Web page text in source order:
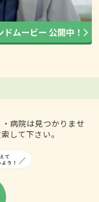
病院は見つかりませ
して下さい。